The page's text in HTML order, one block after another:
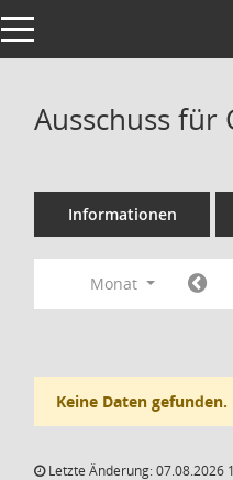
Toggle navigation
Ausschuss
Informationen
Monat
Keine Daten gefunden.
Letzte Änderung: 07.08.2026